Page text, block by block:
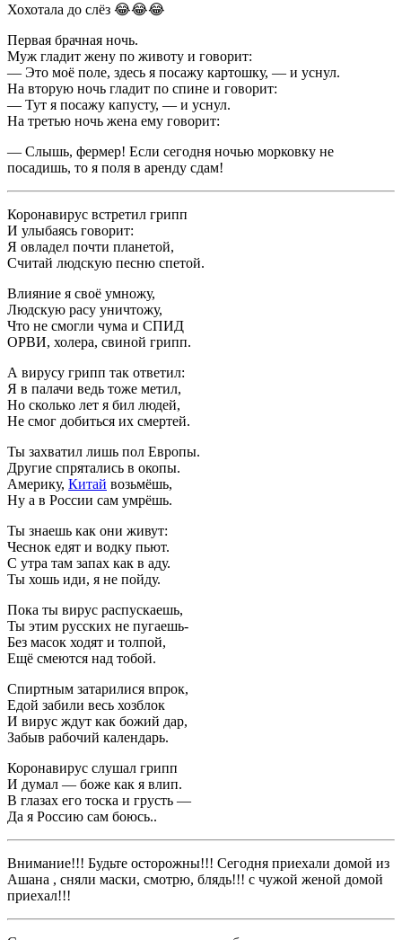
Хохотала до слёз 😂😂😂
Первая брачная ночь.
Муж гладит жену по животу и говорит:
— Это моё поле, здесь я посажу картошку, — и уснул.
На вторую ночь гладит по спине и говорит:
— Тут я посажу капусту, — и уснул.
На третью ночь жена ему говорит:
— Слышь, фермер! Если сегодня ночью морковку не
посадишь, то я поля в аренду сдам!
Коронавирус встретил грипп
И улыбаясь говорит:
Я овладел почти планетой,
Считай людскую песню спетой.
Влияние я своё умножу,
Людскую расу уничтожу,
Что не смогли чума и СПИД
ОРВИ, холера, свиной грипп.
А вирусу грипп так ответил:
Я в палачи ведь тоже метил,
Но сколько лет я бил людей,
Не смог добиться их смертей.
Ты захватил лишь пол Европы.
Другие спрятались в окопы.
Америку, Китай возьмёшь,
Ну а в России сам умрёшь.
Ты знаешь как они живут:
Чеснок едят и водку пьют.
С утра там запах как в аду.
Ты хошь иди, я не пойду.
Пока ты вирус распускаешь,
Ты этим русских не пугаешь-
Без масок ходят и толпой,
Ещё смеются над тобой.
Спиртным затарилися впрок,
Едой забили весь хозблок
И вирус ждут как божий дар,
Забыв рабочий календарь.
Коронавирус слушал грипп
И думал — боже как я влип.
В глазах его тоска и грусть —
Да я Россию сам боюсь..
Внимание!!! Будьте осторожны!!! Сегодня приехали домой из
Ашана , сняли маски, смотрю, блядь!!! с чужой женой домой
приехал!!!